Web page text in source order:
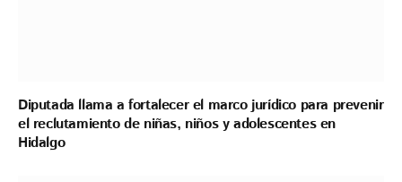
Diputada llama a fortalecer el marco jurídico para prevenir
el reclutamiento de niñas, niños y adolescentes en
Hidalgo